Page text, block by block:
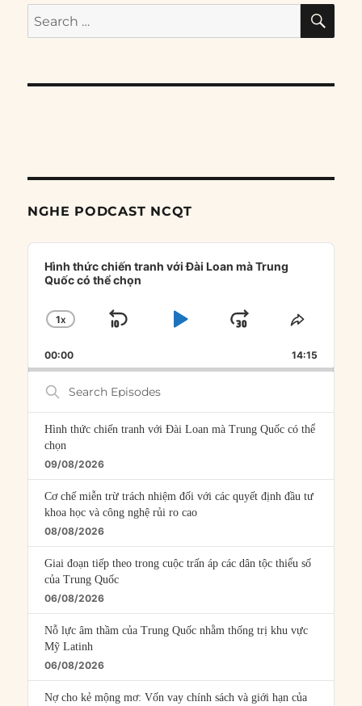
Search
for:
NGHE PODCAST NCQT
Audio
Player
Hình thức chiến tranh với Đài Loan mà Trung
Quốc có thể chọn
CHANGE
RATE
1X
SKIP
PLAYJUMP
FORWARD
SHARE
00:00 14:15
Search
Episodes
Hình thức chiến tranh với Đài Loan mà Trung Quốc có thể
chọn
09/08/2026
Cơ chế miễn trừ trách nhiệm đối với các quyết định đầu tư
khoa học và công nghệ rủi ro cao
08/08/2026
Giai đoạn tiếp theo trong cuộc trấn áp các dân tộc thiểu số
của Trung Quốc
06/08/2026
Nỗ lực âm thầm của Trung Quốc nhằm thống trị khu vực
Mỹ Latinh
06/08/2026
Nợ cho kẻ mộng mơ: Vốn vay chính sách và giới hạn của